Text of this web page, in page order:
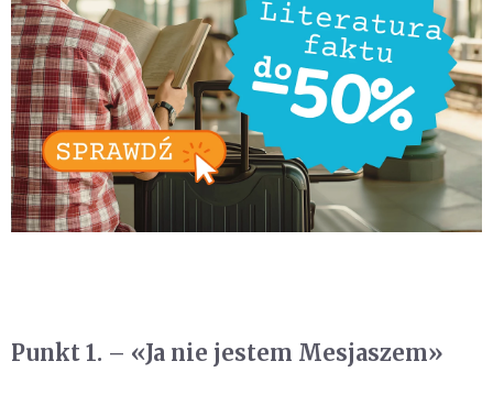
Punkt 1. – «Ja nie jestem Mesjaszem»